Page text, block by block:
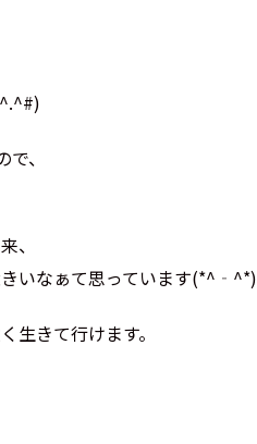
、
、
いなぁて思っています(*^‐^*)
生きて行けます。